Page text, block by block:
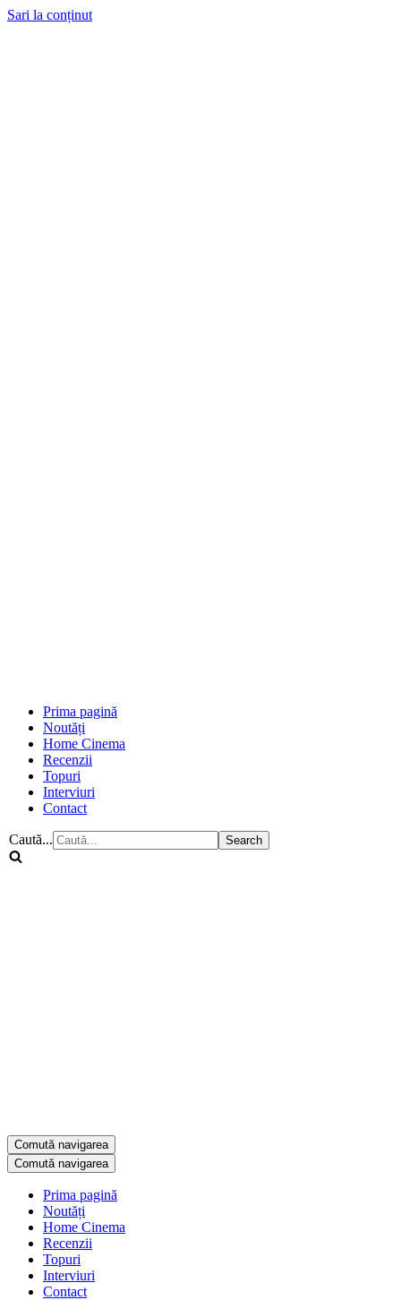
Sari la conținut
Prima pagină
Noutăți
Home Cinema
Recenzii
Topuri
Interviuri
Contact
Caută...
Comută navigarea
Comută navigarea
Prima pagină
Noutăți
Home Cinema
Recenzii
Topuri
Interviuri
Contact